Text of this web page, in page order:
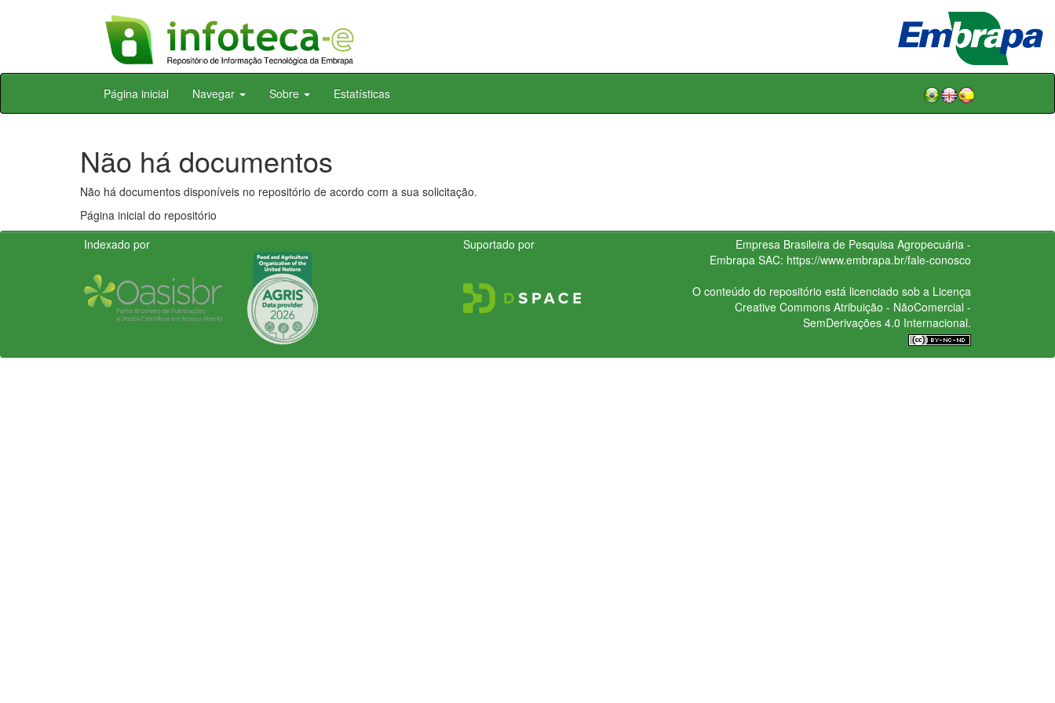
Skip
Página inicial Navegar Sobre Estatísticas
Não há documentos
Não há documentos disponíveis no repositório de acordo com a sua solicitação.
Página inicial do repositório
Indexado por
Suportado por
Empresa Brasileira de Pesquisa Agropecuária -
Embrapa SAC: https://www.embrapa.br/fale-conosco
O conteúdo do repositório está licenciado sob a Licença
Creative CommonsAtribuição - NãoComercial -
SemDerivações 4.0 Internacional.